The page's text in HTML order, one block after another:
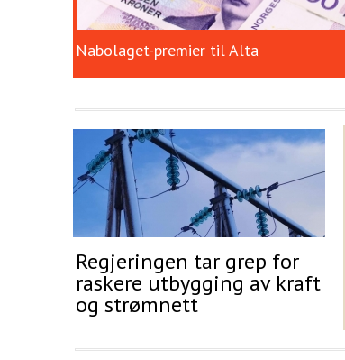
Nabolaget-premier til Alta
Regjeringen tar grep for
raskere utbygging av kraft
og strømnett